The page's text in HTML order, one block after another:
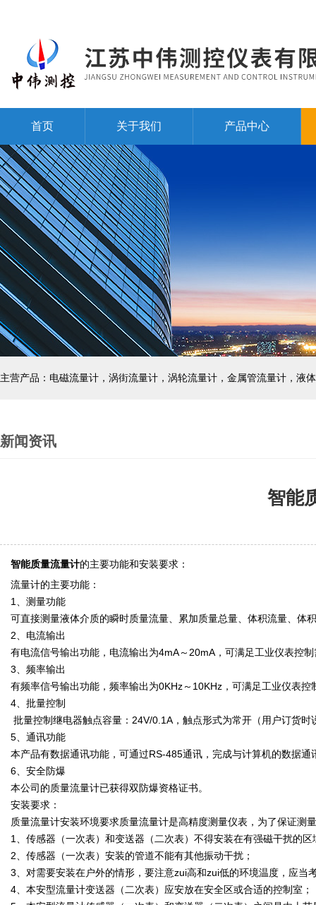
首页 关于我们 产品中心
主营产品：电磁流量计，涡街流量计，涡轮流量计，金属管流量计，液
新闻资讯
智能
智能质量流量计的主要功能和安装要求：
流量计的主要功能：
1、测量功能
可直接测量液体介质的瞬时质量流量、累加质量总量、体积流量、体
2、电流输出
有电流信号输出功能，电流输出为4mA～20mA，可满足工业仪表控
3、频率输出
有频率信号输出功能，频率输出为0KHz～10KHz，可满足工业仪表控
4、批量控制
批量控制继电器触点容量：24V/0.1A，触点形式为常开（用户订货
5、通讯功能
本产品有数据通讯功能，可通过RS-485通讯，完成与计算机的数据通
6、安全防爆
本公司的质量流量计已获得双防爆资格证书。
安装要求：
质量流量计安装环境要求质量流量计是高精度测量仪表，为了保证测
1、传感器（一次表）和变送器（二次表）不得安装在有强磁干扰的
2、传感器（一次表）安装的管道不能有其他振动干扰；
3、对需要安装在户外的情形，要注意zui高和zui低的环境温度，应
4、本安型流量计变送器（二次表）应安放在安全区或合适的控制室；